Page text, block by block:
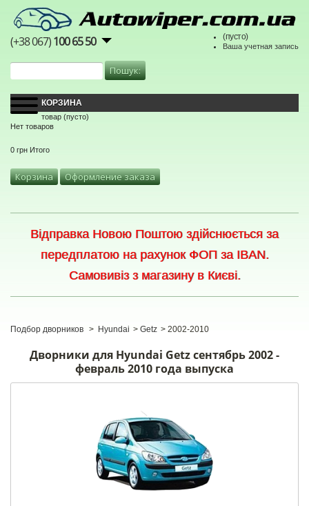
(+38 067)100 65 50 (пусто)
Ваша учетная запись
КОРЗИНА
товар (пусто)
Нет товаров
0 грн Итого
Корзина Оформление заказа
Відправка Новою Поштою здійснюється за
передплатою на рахунок ФОП за IBAN.
Самовивіз з магазину в Києві.
Подбор дворников > Hyundai > Getz > 2002-2010
Дворники для Hyundai Getz сентябрь 2002 -
февраль 2010 года выпуска